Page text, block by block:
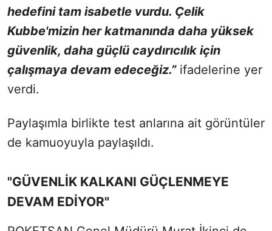
hedefini tam isabetle vurdu. Çelik
Kubbe'mizin her katmanında daha yüksek
güvenlik, daha güçlü caydırıcılık için
çalışmaya devam edeceğiz.”ifadelerine yer
verdi.
Paylaşımla birlikte test anlarına ait görüntüler
de kamuoyuyla paylaşıldı.
"GÜVENLİK KALKANI GÜÇLENMEYE
DEVAM EDİYOR"